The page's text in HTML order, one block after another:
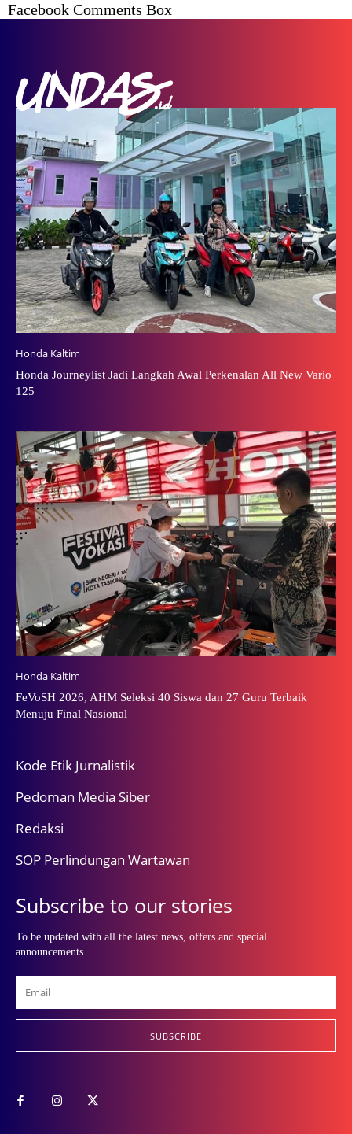
Facebook Comments Box
Honda Kaltim
Honda Journeylist Jadi Langkah Awal Perkenalan All New Vario
125
Honda Kaltim
FeVoSH 2026, AHM Seleksi 40 Siswa dan 27 Guru Terbaik
Menuju Final Nasional
Kode Etik Jurnalistik
Pedoman Media Siber
Redaksi
SOP Perlindungan Wartawan
Subscribe to our stories
To be updated with all the latest news, offers and special
announcements.
SUBSCRIBE